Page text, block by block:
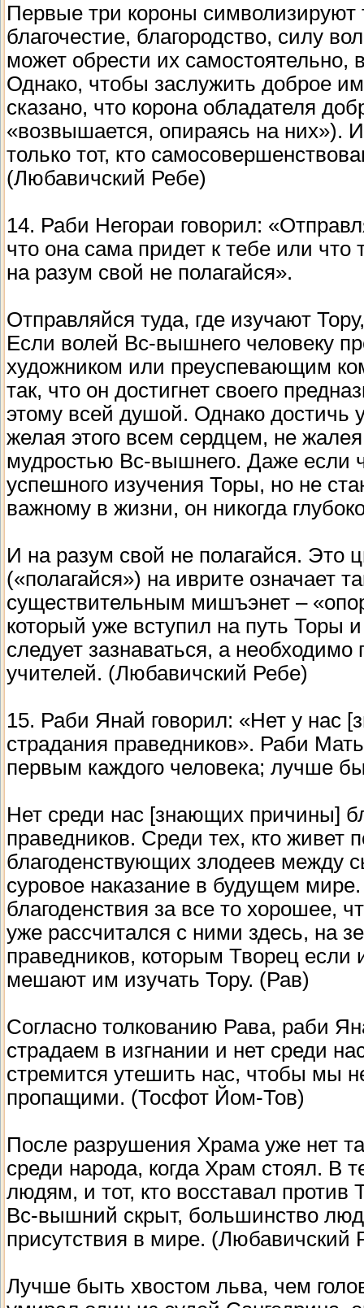
Первые три короны символизируют
благочестие, благородство, силу
может обрести их самостоятельно,
Однако, чтобы заслужить доброе
сказано, что корона обладателя
«возвышается, опираясь на них»).
только тот, кто
(Любавичский Ребе)
14. Раби Негораи говорил:
что она сама придет к тебе или
на разум свой не полагайся».
Отправляйся туда, где изучают
Если волей Вс-вышнего человеку
художником или преуспевающим
так, что он достигнет своего
этому всей душой. Однако
желая этого всем сердцем, не
мудростью Вс-вышнего. Даже если
успешного изучения Торы, но не
важному в жизни, он никогда
И на разум свой не полагайся.
(«полагайся») на иврите означает
существительным мишъэнет –
который уже вступил на путь Торы
следует зазнаваться, а
учителей. (Любавичский Ребе)
15. Раби Янай говорил: «Нет у нас
страдания праведников». Раби
первым каждого человека; лучше
Нет среди нас [знающих причины]
праведников. Среди тех, кто живет
благоденствующих злодеев между
суровое наказание в будущем
благоденствия за все то хорошее,
уже рассчитался с ними здесь, на
праведников, которым Творец если
мешают им изучать Тору. (Рав)
Согласно толкованию Рава, раби
страдаем в изгнании и нет среди
стремится утешить нас, чтобы мы
пропащими. (Тосфот Йом-Тов)
После разрушения Храма уже нет
среди народа, когда Храм стоял. В
людям, и тот, кто восставал против
Вс-вышний скрыт, большинство
присутствия в мире. (Любавичский
Лучше быть хвостом льва, чем